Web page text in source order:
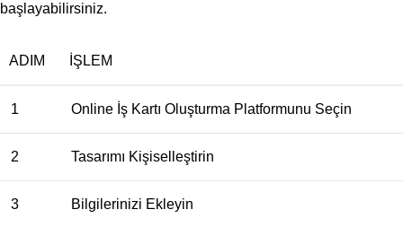
başlayabilirsiniz.
ADIM İŞLEM
1 Online İş Kartı Oluşturma Platformunu Seçin
2 Tasarımı Kişiselleştirin
3 Bilgilerinizi Ekleyin